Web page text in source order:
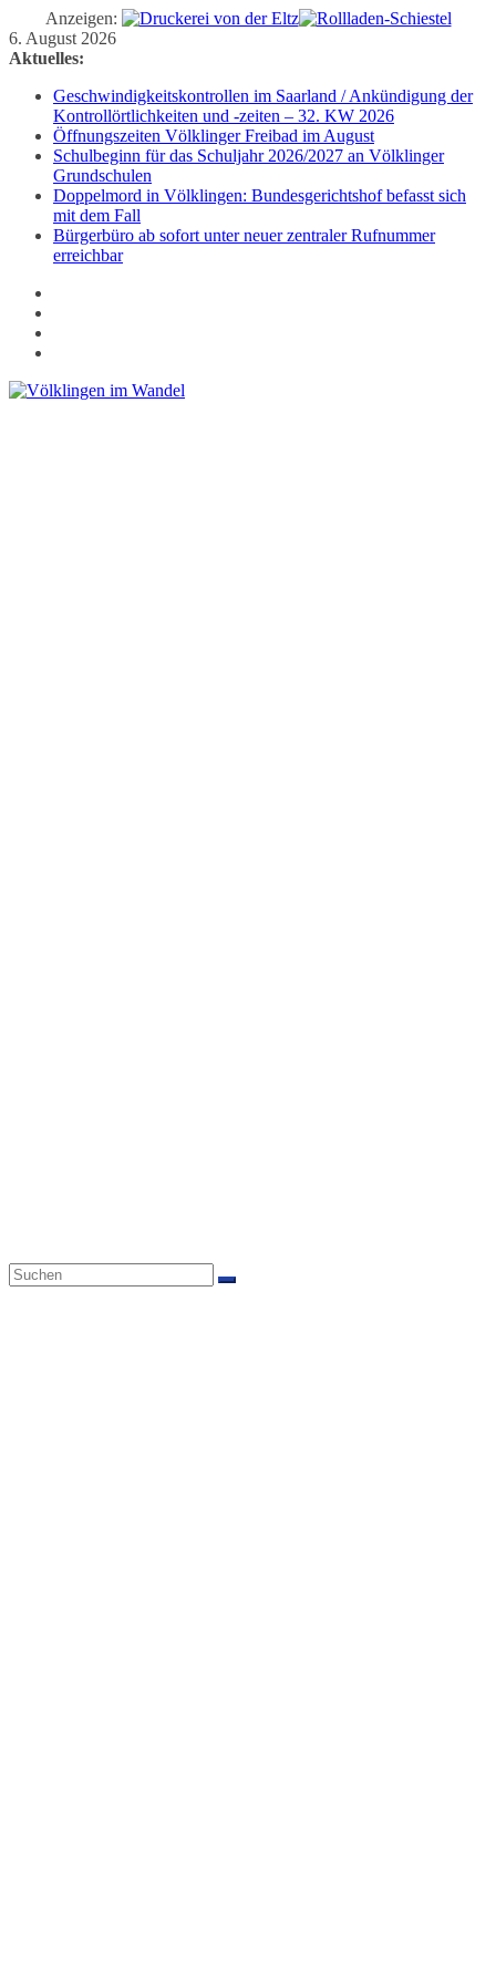
Anzeigen:
Zum
Inhalt
6. August 2026
Aktuelles:
Geschwindigkeitskontrollen im Saarland / Ankündigung der
Kontrollörtlichkeiten und -zeiten – 32. KW 2026
Öffnungszeiten Völklinger Freibad im August
Schulbeginn für das Schuljahr 2026/2027 an Völklinger
Grundschulen
Doppelmord in Völklingen: Bundesgerichtshof befasst sich
mit dem Fall
Bürgerbüro ab sofort unter neuer zentraler Rufnummer
erreichbar